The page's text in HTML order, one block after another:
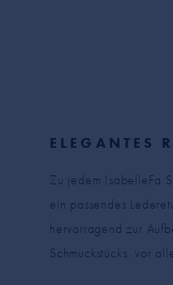
ELEGANTES
Zu jedem IsabelleFa
ein passendes
hervorragend zur
Schmuckstücks, vor